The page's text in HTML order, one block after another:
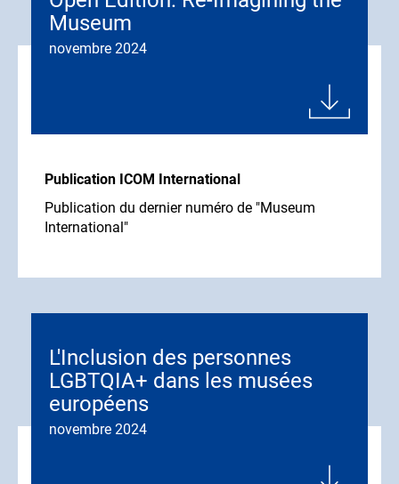
Museum
novembre 2024
Publication ICOM International
Publication du dernier numéro de "Museum
International"
L'Inclusion des personnes
LGBTQIA+ dans les musées
européens
novembre 2024